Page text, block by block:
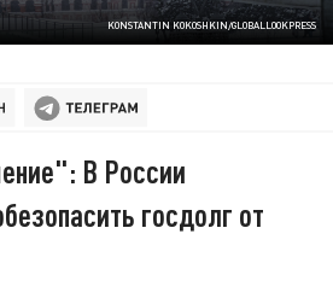
KONSTANTIN KOKOSHKIN/GLOBALLOOKPRESS
В России
госдолг от